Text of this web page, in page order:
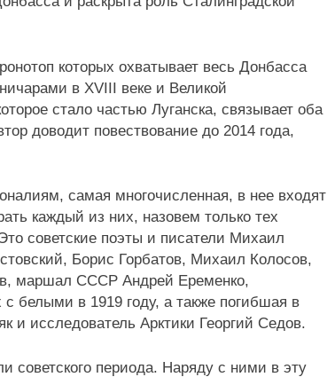
которых охватывает весь Донбасса
в XVIII веке и Великой
стало частью Луганска, связывает оба
доводит повествование до 2014 года,
самая многочисленная, в нее входят
каждый из них, назовем только тех
советские поэты и писатели Михаил
Борис Горбатов, Михаил Колосов,
маршал СССР Андрей Еременко,
белыми в 1919 году, а также погибшая в
и исследователь Арктики Георгий Седов.
советского периода. Наряду с ними в эту